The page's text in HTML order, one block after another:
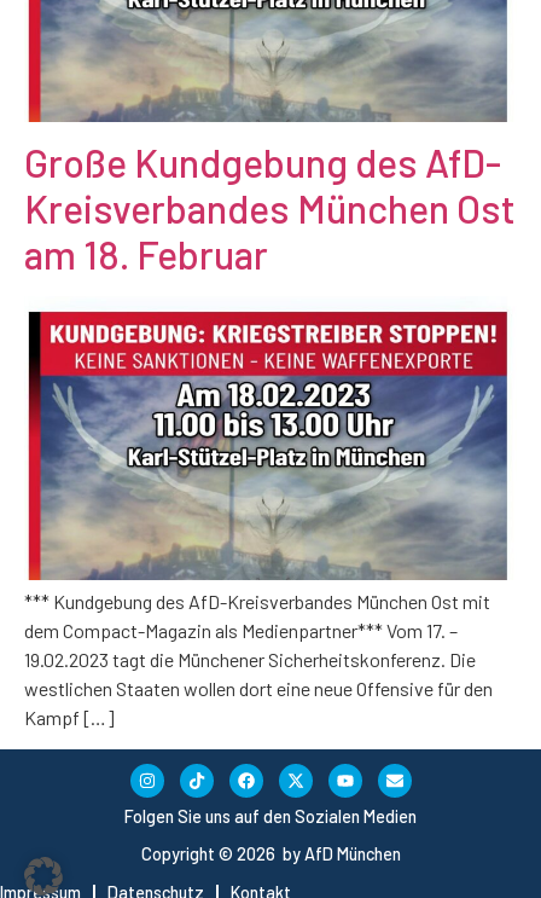
Große Kundgebung des AfD-
Kreisverbandes München Ost
am 18. Februar
*** Kundgebung des AfD-Kreisverbandes München Ost mit
dem Compact-Magazin als Medienpartner*** Vom 17. –
19.02.2023 tagt die Münchener Sicherheitskonferenz. Die
westlichen Staaten wollen dort eine neue Offensive für den
Kampf […]
Copyright © 2026 by AfD München
Impressum
Datenschutz Kontakt
Folgen Sie uns auf den Sozialen Medien